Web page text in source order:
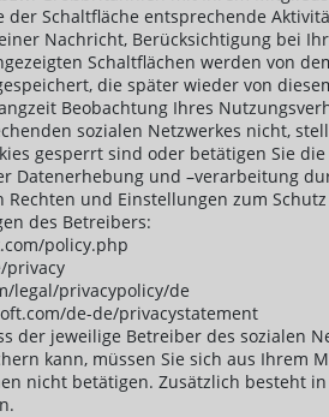
der Schaltfläche entsprechende
Nachricht, Berücksichtigung bei
Schaltflächen werden von
die später wieder von
Beobachtung Ihres
sozialen Netzwerkes nicht,
gesperrt sind oder betätigen Sie
Datenerhebung und –verarbeitung
Rechten und Einstellungen zum
des Betreibers:
policy.php
privacy
legal/privacypolicy/de
de-de/privacystatement
der jeweilige Betreiber des sozialen
kann, müssen Sie sich aus Ihrem
nicht betätigen. Zusätzlich besteht